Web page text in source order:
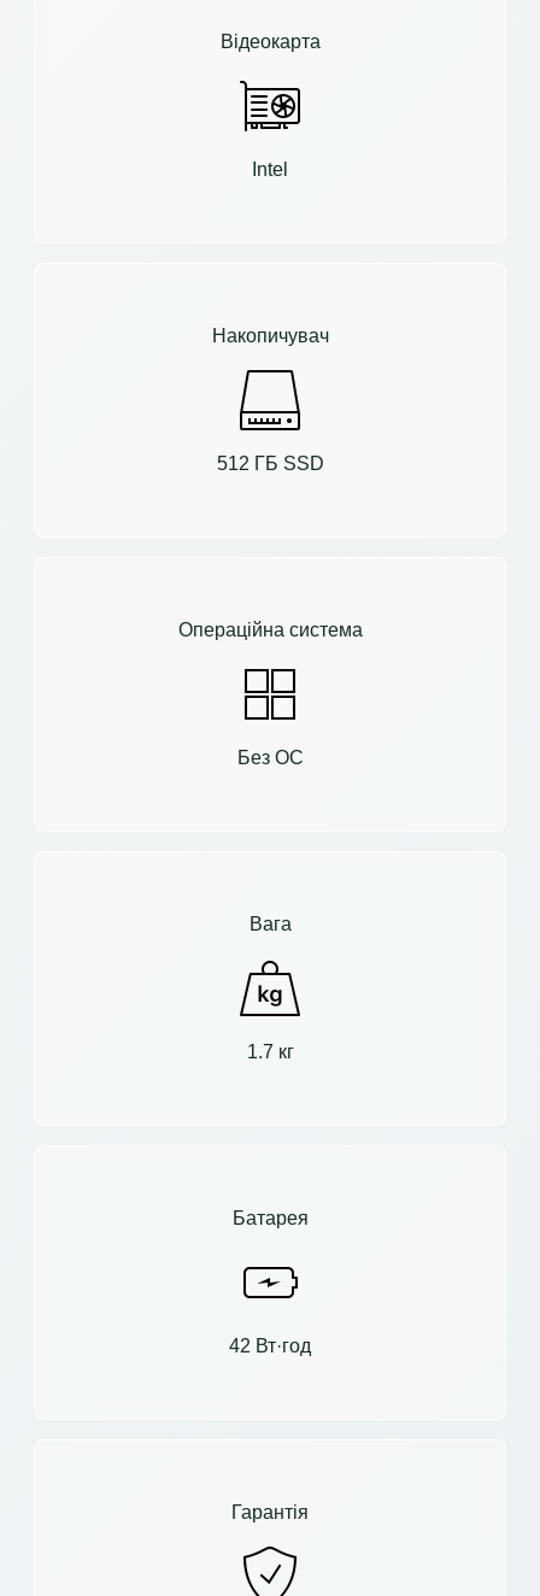
Відеокарта
Intel
Накопичувач
512 ГБ SSD
Операційна система
Без ОС
Вага
1.7 кг
Батарея
42 Вт·год
Гарантія